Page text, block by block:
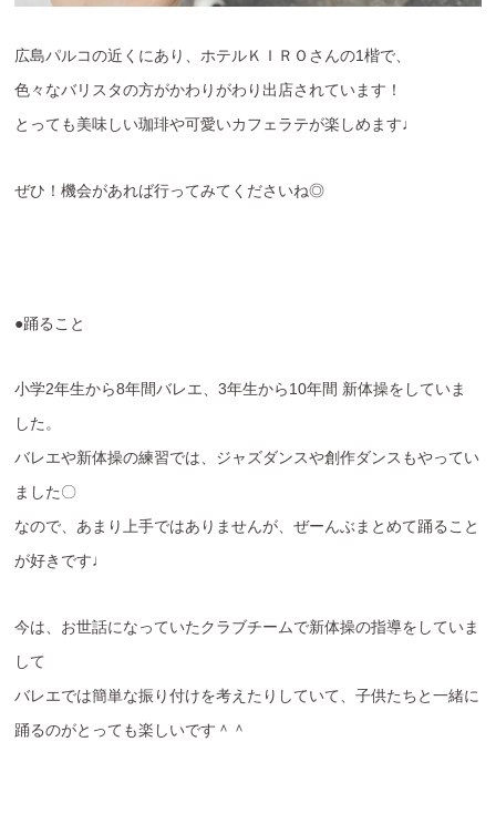
広島パルコの近くにあり、ホテルＫＩＲＯさんの1楷で、
色々なバリスタの方がかわりがわり出店されています！
とっても美味しい珈琲や可愛いカフェラテが楽しめます♩
ぜひ！機会があれば行ってみてくださいね◎
●踊ること
小学2年生から8年間バレエ、3年生から10年間 新体操をしていま
した。
バレエや新体操の練習では、ジャズダンスや創作ダンスもやってい
ました〇
なので、あまり上手ではありませんが、ぜーんぶまとめて踊ること
が好きです♩
今は、お世話になっていたクラブチームで新体操の指導をしていま
して
バレエでは簡単な振り付けを考えたりしていて、子供たちと一緒に
踊るのがとっても楽しいです＾＾